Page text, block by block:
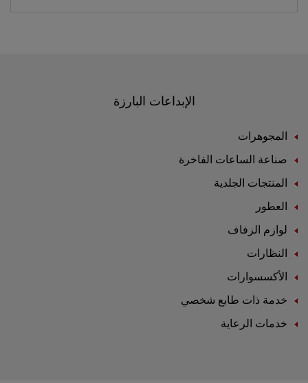
الإبداعات البارزة
المجوهرات
صناعة الساعات الفاخرة
المنتجات الجلدية
العطور
لوازم الزفاف
النظارات
الأكسسوارات
خدمة ذات طابع شخصي
خدمات الرعاية